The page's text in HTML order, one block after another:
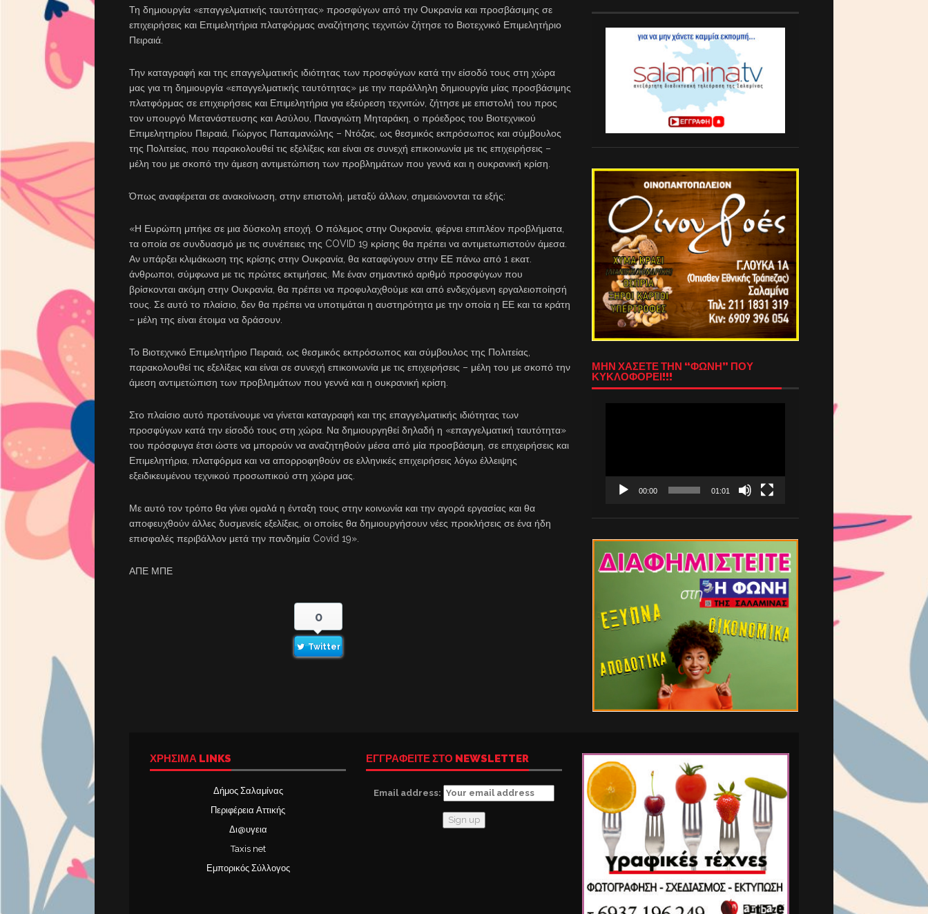
Τη δημιουργία «επαγγελματικής ταυτότητας» προσφύγων από την Ουκρανία και προσβάσιμης σε
επιχειρήσεις και Επιμελητήρια πλατφόρμας αναζήτησης τεχνιτών ζήτησε το Βιοτεχνικό Επιμελητήριο
Πειραιά.
Την καταγραφή και της επαγγελματικής ιδιότητας των προσφύγων κατά την είσοδό τους στη χώρα
μας για τη δημιουργία «επαγγελματικής ταυτότητας» με την παράλληλη δημιουργία μίας προσβάσιμης
πλατφόρμας σε επιχειρήσεις και Επιμελητήρια για εξεύρεση τεχνιτών, ζήτησε με επιστολή του προς
τον υπουργό Μετανάστευσης και Ασύλου, Παναγιώτη Μηταράκη, ο πρόεδρος του Βιοτεχνικού
Επιμελητηρίου Πειραιά, Γιώργος Παπαμανώλης – Ντόζας, ως θεσμικός εκπρόσωπος και σύμβουλος
της Πολιτείας, που παρακολουθεί τις εξελίξεις και είναι σε συνεχή επικοινωνία με τις επιχειρήσεις –
μέλη του με σκοπό την άμεση αντιμετώπιση των προβλημάτων που γεννά και η ουκρανική κρίση.
Όπως αναφέρεται σε ανακοίνωση, στην επιστολή, μεταξύ άλλων, σημειώνονται τα εξής:
«Η Ευρώπη μπήκε σε μια δύσκολη εποχή. Ο πόλεμος στην Ουκρανία, φέρνει επιπλέον προβλήματα,
τα οποία σε συνδυασμό με τις συνέπειες της COVID 19 κρίσης θα πρέπει να αντιμετωπιστούν άμεσα.
Αν υπάρξει κλιμάκωση της κρίσης στην Ουκρανία, θα καταφύγουν στην ΕΕ πάνω από 1 εκατ.
άνθρωποι, σύμφωνα με τις πρώτες εκτιμήσεις. Με έναν σημαντικό αριθμό προσφύγων που
βρίσκονται ακόμη στην Ουκρανία, θα πρέπει να προφυλαχθούμε και από ενδεχόμενη εργαλειοποίησή
τους. Σε αυτό το πλαίσιο, δεν θα πρέπει να υποτιμάται η αυστηρότητα με την οποία η ΕΕ και τα κράτη
– μέλη της είναι έτοιμα να δράσουν.
Το Βιοτεχνικό Επιμελητήριο Πειραιά, ως θεσμικός εκπρόσωπος και σύμβουλος της Πολιτείας,
παρακολουθεί τις εξελίξεις και είναι σε συνεχή επικοινωνία με τις επιχειρήσεις – μέλη του με σκοπό την
άμεση αντιμετώπιση των προβλημάτων που γεννά και η ουκρανική κρίση.
Στο πλαίσιο αυτό προτείνουμε να γίνεται καταγραφή και της επαγγελματικής ιδιότητας των
προσφύγων κατά την είσοδό τους στη χώρα. Να δημιουργηθεί δηλαδή η «επαγγελματική ταυτότητα»
του πρόσφυγα έτσι ώστε να μπορούν να αναζητηθούν μέσα από μία προσβάσιμη, σε επιχειρήσεις και
Επιμελητήρια, πλατφόρμα και να απορροφηθούν σε ελληνικές επιχειρήσεις λόγω έλλειψης
εξειδικευμένου τεχνικού προσωπικού στη χώρα μας.
Με αυτό τον τρόπο θα γίνει ομαλά η ένταξη τους στην κοινωνία και την αγορά εργασίας και θα
αποφευχθούν άλλες δυσμενείς εξελίξεις, οι οποίες θα δημιουργήσουν νέες προκλήσεις σε ένα ήδη
επισφαλές περιβάλλον μετά την πανδημία Covid 19».
ΑΠΕ ΜΠΕ
0
Twitter
ΜΗΝ ΧΑΣΕΤΕ ΤΗΝ “ΦΩΝΗ” ΠΟΥ
ΚΥΚΛΟΦΟΡΕΙ!!!
00:00 01:01
ΧΡΉΣΙΜΑ LINKS
Δήμος Σαλαμίνας
Περιφέρεια Αττικής
Δι@υγεια
Taxis net
Εμπορικός Σύλλογος
ΕΓΓΡΑΦΕΙΤΕ ΣΤΟ NEWSLETTER
Email address: